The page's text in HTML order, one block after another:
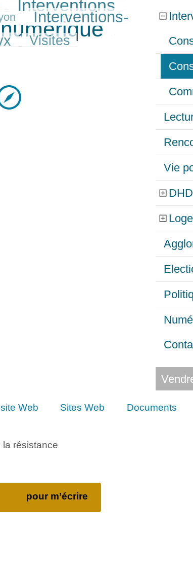
Vie
DHD
Interventions
Interventions-
numérique
Visites
Web Sites Web Documents
résistance
pour m’écrire